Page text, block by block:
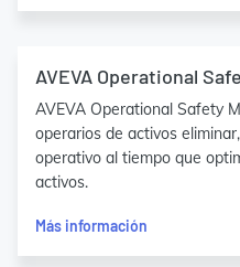
AVEVA Operational
AVEVA Operational Safety
operarios de activos
operativo al tiempo que
activos.
Más información